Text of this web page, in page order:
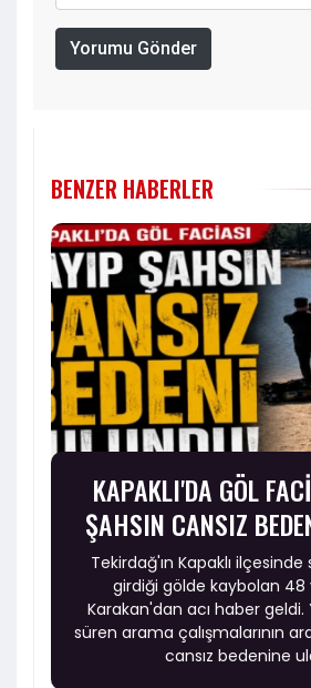
Yorumu Gönder
BENZER HABERLER
KAPAKLI'DA GÖL
ŞAHSIN CANSIZ
Tekirdağ'ın Kapaklı
girdiği gölde kaybolan 48
Karakan'dan acı haber geldi.
süren arama çalışmalarının
cansız bedenine